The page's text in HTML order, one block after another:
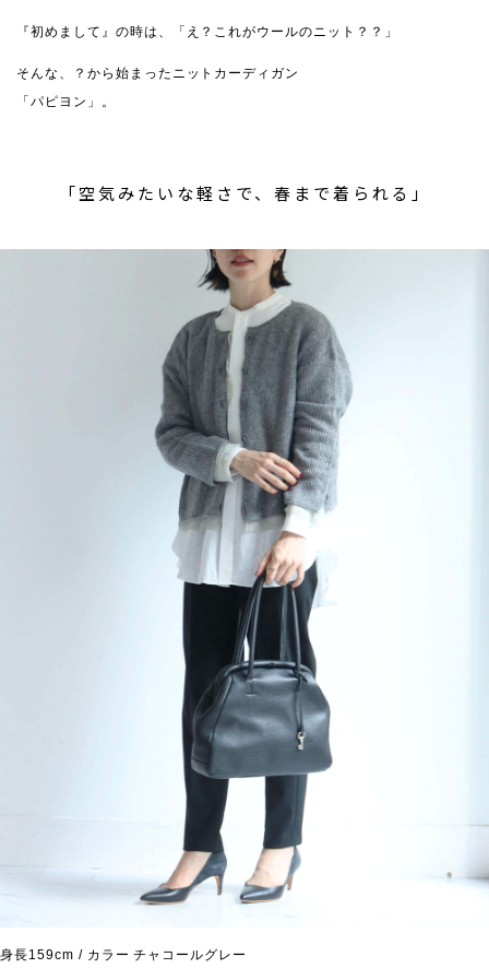
『初めまして』の時は、「え？これがウールのニット？？」
そんな、？から始まったニットカーディガン
「パピヨン」。
「空気みたいな軽さで、春まで着られる」
身長159cm / カラー チャコールグレー